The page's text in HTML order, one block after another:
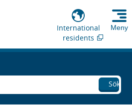
International
residents
Meny
Sök